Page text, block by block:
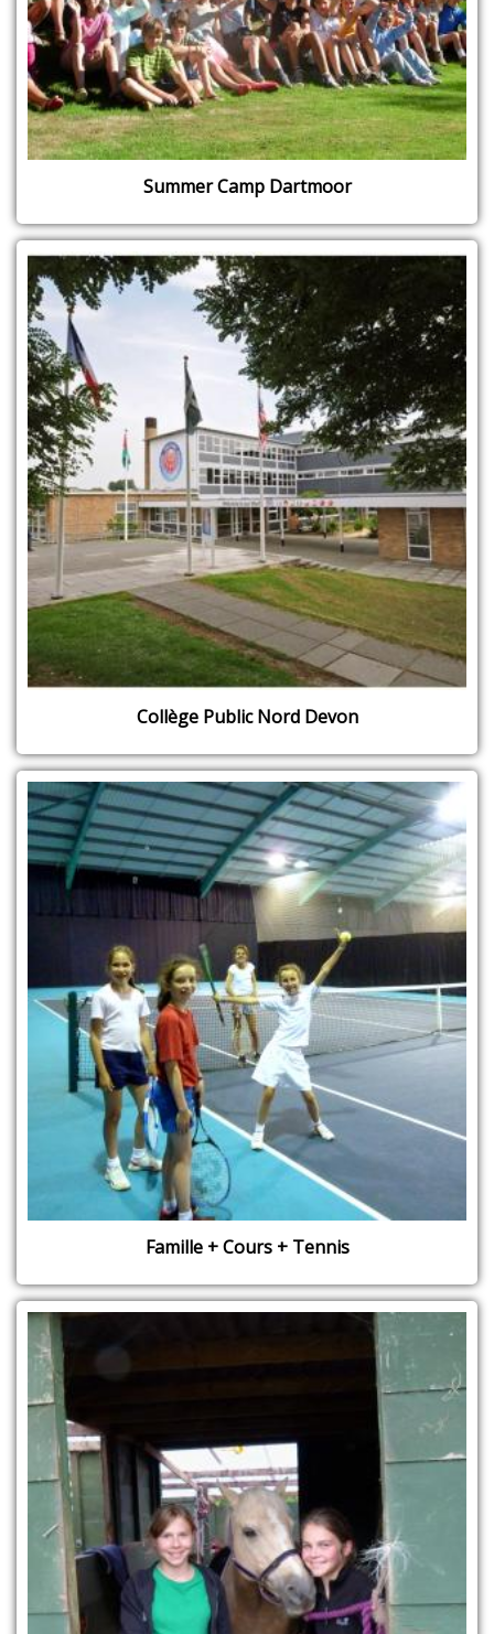
Summer Camp Dartmoor
Collège Public Nord Devon
Famille + Cours + Tennis